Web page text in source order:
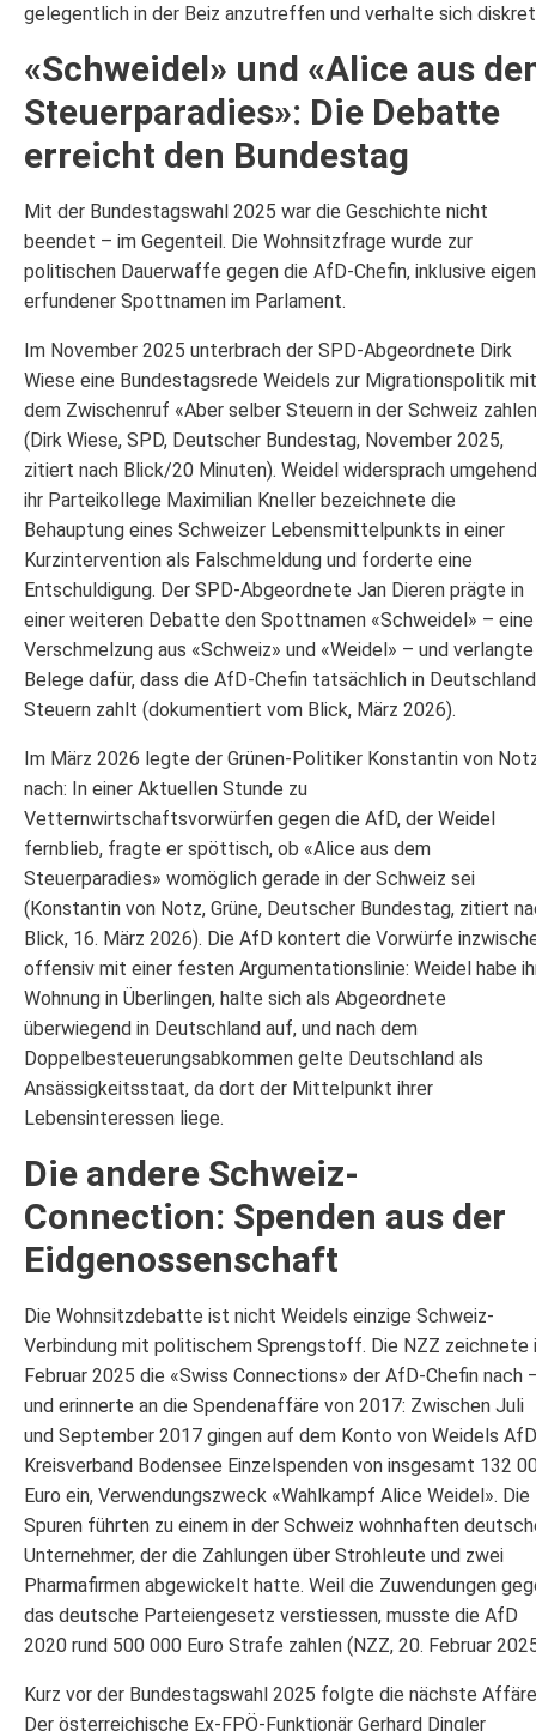
gelegentlich in der Beiz anzutreffen und verhalte sich
«Schweidel» und «Alice aus
Steuerparadies»: Die Debatte
erreicht den Bundestag
Mit der Bundestagswahl 2025 war die Geschichte nicht
beendet – im Gegenteil. Die Wohnsitzfrage wurde zur
politischen Dauerwaffe gegen die AfD-Chefin, inklusive
erfundener Spottnamen im Parlament.
Im November 2025 unterbrach der SPD-Abgeordnete Dirk
Wiese eine Bundestagsrede Weidels zur Migrationspolitik mit
dem Zwischenruf «Aber selber Steuern in der Schweiz
(Dirk Wiese, SPD, Deutscher Bundestag, November 2025,
zitiert nach Blick/20 Minuten). Weidel widersprach
ihr Parteikollege Maximilian Kneller bezeichnete die
Behauptung eines Schweizer Lebensmittelpunkts in einer
Kurzintervention als Falschmeldung und forderte eine
Entschuldigung. Der SPD-Abgeordnete Jan Dieren prägte in
einer weiteren Debatte den Spottnamen «Schweidel» – eine
Verschmelzung aus «Schweiz» und «Weidel» – und verlangte
Belege dafür, dass die AfD-Chefin tatsächlich in Deutschland
Steuern zahlt (dokumentiert vom Blick, März 2026).
Im März 2026 legte der Grünen-Politiker Konstantin von
nach: In einer Aktuellen Stunde zu
Vetternwirtschaftsvorwürfen gegen die AfD, der Weidel
fernblieb, fragte er spöttisch, ob «Alice aus dem
Steuerparadies» womöglich gerade in der Schweiz sei
(Konstantin von Notz, Grüne, Deutscher Bundestag, zitiert
Blick, 16. März 2026). Die AfD kontert die Vorwürfe
offensiv mit einer festen Argumentationslinie: Weidel habe
Wohnung in Überlingen, halte sich als Abgeordnete
überwiegend in Deutschland auf, und nach dem
Doppelbesteuerungsabkommen gelte Deutschland als
Ansässigkeitsstaat, da dort der Mittelpunkt ihrer
Lebensinteressen liege.
Die andere Schweiz-
Connection: Spenden aus der
Eidgenossenschaft
Die Wohnsitzdebatte ist nicht Weidels einzige Schweiz-
Verbindung mit politischem Sprengstoff. Die NZZ zeichnete
Februar 2025 die «Swiss Connections» der AfD-Chefin nach
und erinnerte an die Spendenaffäre von 2017: Zwischen Juli
und September 2017 gingen auf dem Konto von Weidels
Kreisverband Bodensee Einzelspenden von insgesamt 132
Euro ein, Verwendungszweck «Wahlkampf Alice Weidel». Die
Spuren führten zu einem in der Schweiz wohnhaften
Unternehmer, der die Zahlungen über Strohleute und zwei
Pharmafirmen abgewickelt hatte. Weil die Zuwendungen
das deutsche Parteiengesetz verstiessen, musste die AfD
2020 rund 500 000 Euro Strafe zahlen (NZZ, 20. Februar
Kurz vor der Bundestagswahl 2025 folgte die nächste
Der österreichische Ex-FPÖ-Funktionär Gerhard Dingler